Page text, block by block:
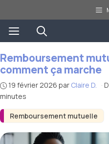
au
contenuMenu
Remboursement mutuelle
Remboursement
comment ça marche
19 février 2026 par Claire D. ·
minutes